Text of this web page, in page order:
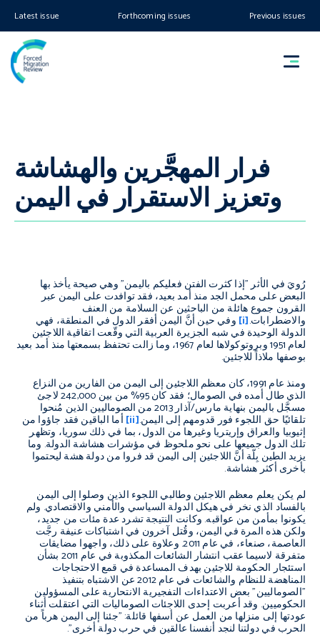
Latest issue Forthcoming issues Previous issues
فرار المهجَّرين والهشاشة
وتعزيز الاستقرار في اليمن
رُويَ في الأثر "إذا كثرت الفتن فعليكم باليمن" وهي صيحة يأخذ بها
البعض على محمل الجد منذ أمد بعيد، فقد توافدت على اليمن عبر
القرون جموع هائلة من الباحثين عن السلامة من العنف
والاضطرابات.[i] وفي حين أنَّ اليمن أفقر الدول في المنطقة، فهي
الدولة الوحيدة في شبه الجزيرة العربية التي وقّعت اتفاقية اللاجئين
لعام 1951 وبروتوكولاها لعام 1967، وما زالت تحتفظ بسمعتها منذ أمد بعيد
بوصفها ملاذاً للاجئين.
ومنذ عام 1991، كان معظم اللاجئين إلى اليمن من الفارين من النزاع
الذي طال أمده في الصومال؛ فقد كان 95% من بين 242,000 لاجئ
مسجَّل باليمن بنهاية مارس/آذار 2013 من الصوماليين الذين مُنحوا
تلقائيًا حق اللجوء فور قدومهم إلى اليمن.[ii] أما الباقين فقد جاؤوا من
إثيوبيا والعراق وإريتريا وغيرها من الدول، بما في ذلك سوريا، وتظهر
تلك الدول جميعها على نحو ملحوظ في مؤشرات هشاشة الدولة. وما
يزيد الطين بِلّة أنَّ اللاجئين إلى اليمن قد فروا من دولة هشة ليحتموا
بأخرى أكثر هشاشة.
لم يكن يعلم معظم اللاجئين وطالبي اللجوء الذين وصلوا إلى اليمن
بالفساد الذي نخر في هيكل الدولة السياسي والأمني والاقتصادي. ولم
يكونوا بمأمن من عواقبه. وكانت النتيجة تشرد عدة مئات من جديد،
ولكن هذه المرة في اليمن، وقُتل آخرون في اشتباكات عنيفة رجَّت
العاصمة، صنعاء، في عام 2011. وعلاوة على ذلك، واجهوا مضايقات
متفرقة لاسيما عقب انتشار الشائعات المكذوبة في عام 2011 بشأن
استئجار الحكومة للاجئين بهدف المساعدة في قمع الاحتجاجات
المناهضة للنظام والشائعات في عام 2012 عن الاشتباه بتنفيذ
"الصوماليين" بعض الاعتداءات التفجيرية الانتحارية على المسؤولين
الحكوميين. وقد أعربت إحدى اللاجئات الصوماليات التي اعتقلت أثناء
عودتها إلى منزلها من العمل عن أسفها قائلة: "جئنا إلى اليمن هرباً من
الحرب في دولتنا لنجد أنفسنا عالقين في حرب دولة أخرى".